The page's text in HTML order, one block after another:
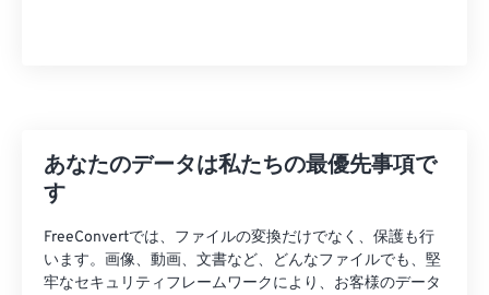
あなたのデータは私たちの最優先事項で
す
FreeConvertでは、ファイルの変換だけでなく、保護も行
います。画像、動画、文書など、どんなファイルでも、堅
牢なセキュリティフレームワークにより、お客様のデータ